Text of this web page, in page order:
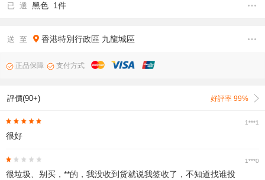
已 選 黑色 1件
送 至 香港特別行政區 九龍城區
正品保障 支付方式
評價(90+) 好評率 99%
1***1
很好
1***0
很垃圾、别买，**的，我没收到货就说我签收了，不知道找谁投